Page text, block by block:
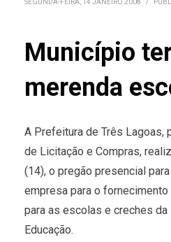
SEGUNDA-FEIRA, 14 JANEIRO 2008 /
Município
merenda
A Prefeitura de Três Lagoas,
de Licitação e Compras,
(14), o pregão presencial
empresa para o
para as escolas e creches
Educação.